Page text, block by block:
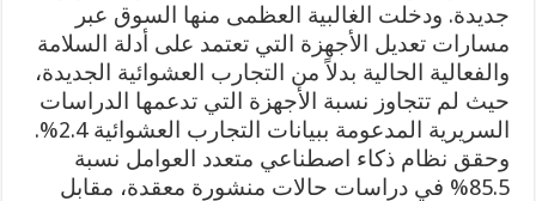
جديدة. ودخلت الغالبية العظمى منها السوق عبر
مسارات تعديل الأجهزة التي تعتمد على أدلة السلامة
والفعالية الحالية بدلاً من التجارب العشوائية الجديدة،
حيث لم تتجاوز نسبة الأجهزة التي تدعمها الدراسات
السريرية المدعومة ببيانات التجارب العشوائية 2.4%.
وحقق نظام ذكاء اصطناعي متعدد العوامل نسبة
85.5% في دراسات حالات منشورة معقدة، مقابل